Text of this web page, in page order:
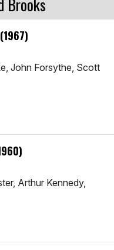
John Forsythe, Scott
Arthur Kennedy,